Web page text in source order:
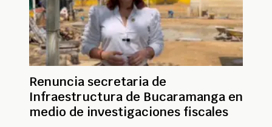
Renuncia secretaria de
Infraestructura de Bucaramanga en
medio de investigaciones fiscales